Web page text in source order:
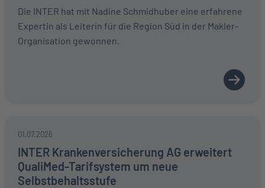
Die INTER hat mit Nadine Schmidhuber eine erfahrene
Expertin als Leiterin für die Region Süd in der Makler-
Organisation gewonnen.
01.07.2026
INTER Krankenversicherung AG erweitert
QualiMed-Tarifsystem um neue
Selbstbehaltsstufe